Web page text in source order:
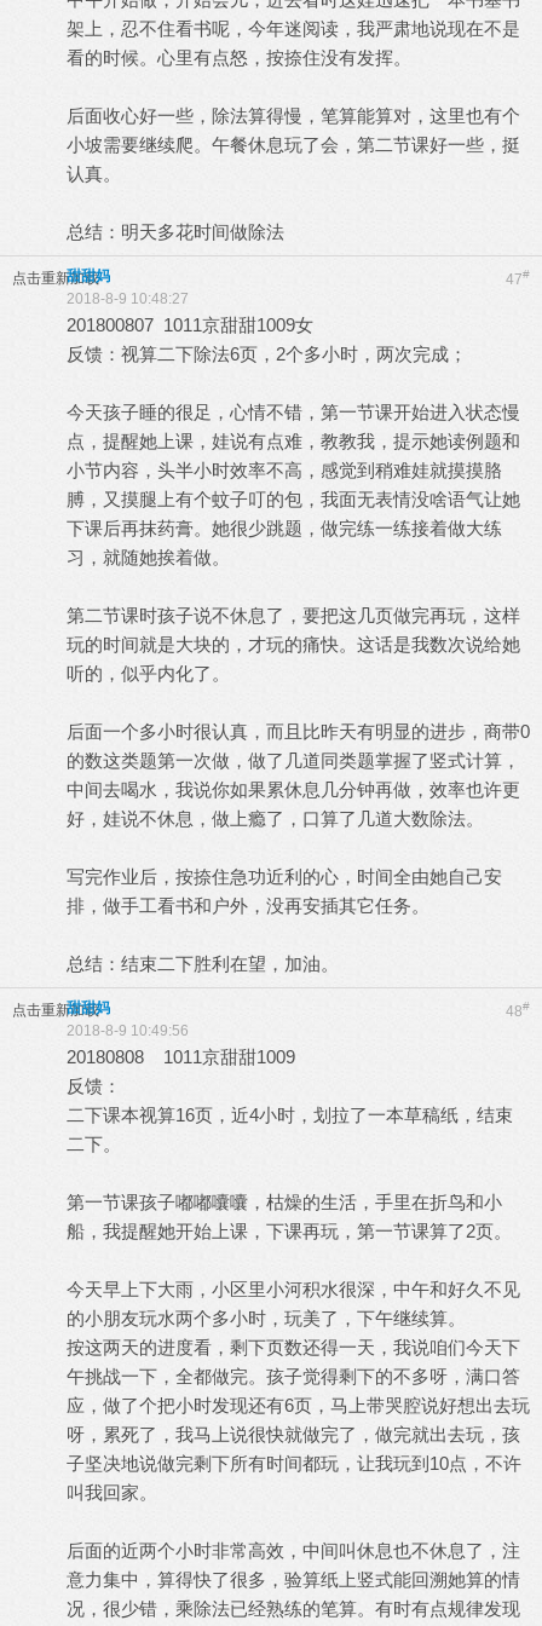
架上，忍不住看书呢，今年迷阅读，我严肃地说现在不是
看的时候。心里有点怒，按捺住没有发挥。
后面收心好一些，除法算得慢，笔算能算对，这里也有个
小坡需要继续爬。午餐休息玩了会，第二节课好一些，挺
认真。
总结：明天多花时间做除法
点击重新加载 47#
甜甜妈
2018-8-9 10:48:27
201800807 1011京甜甜1009女
反馈：视算二下除法6页，2个多小时，两次完成；
今天孩子睡的很足，心情不错，第一节课开始进入状态慢
点，提醒她上课，娃说有点难，教教我，提示她读例题和
小节内容，头半小时效率不高，感觉到稍难娃就摸摸胳
膊，又摸腿上有个蚊子叮的包，我面无表情没啥语气让她
下课后再抹药膏。她很少跳题，做完练一练接着做大练
习，就随她挨着做。
第二节课时孩子说不休息了，要把这几页做完再玩，这样
玩的时间就是大块的，才玩的痛快。这话是我数次说给她
听的，似乎内化了。
后面一个多小时很认真，而且比昨天有明显的进步，商带0
的数这类题第一次做，做了几道同类题掌握了竖式计算，
中间去喝水，我说你如果累休息几分钟再做，效率也许更
好，娃说不休息，做上瘾了，口算了几道大数除法。
写完作业后，按捺住急功近利的心，时间全由她自己安
排，做手工看书和户外，没再安插其它任务。
总结：结束二下胜利在望，加油。
点击重新加载 48#
甜甜妈
2018-8-9 10:49:56
20180808 1011京甜甜1009
反馈：
二下课本视算16页，近4小时，划拉了一本草稿纸，结束
二下。
第一节课孩子嘟嘟囔囔，枯燥的生活，手里在折鸟和小
船，我提醒她开始上课，下课再玩，第一节课算了2页。
今天早上下大雨，小区里小河积水很深，中午和好久不见
的小朋友玩水两个多小时，玩美了，下午继续算。
按这两天的进度看，剩下页数还得一天，我说咱们今天下
午挑战一下，全都做完。孩子觉得剩下的不多呀，满口答
应，做了个把小时发现还有6页，马上带哭腔说好想出去玩
呀，累死了，我马上说很快就做完了，做完就出去玩，孩
子坚决地说做完剩下所有时间都玩，让我玩到10点，不许
叫我回家。
后面的近两个小时非常高效，中间叫休息也不休息了，注
意力集中，算得快了很多，验算纸上竖式能回溯她算的情
况，很少错，乘除法已经熟练的笔算。有时有点规律发现